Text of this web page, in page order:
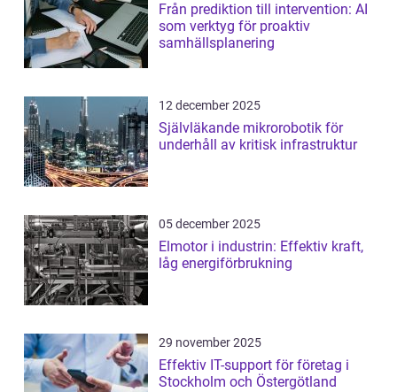
Från prediktion till intervention: AI
som verktyg för proaktiv
samhällsplanering
12 december 2025
Självläkande mikrorobotik för
underhåll av kritisk infrastruktur
05 december 2025
Elmotor i industrin: Effektiv kraft,
låg energiförbrukning
29 november 2025
Effektiv IT-support för företag i
Stockholm och Östergötland